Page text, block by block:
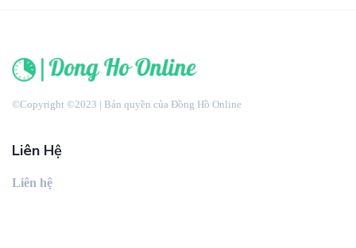
©Copyright ©2023 | Bản quyền của Đồng Hồ Online
Liên Hệ
Liên hệ